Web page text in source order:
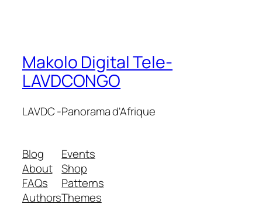
Makolo Digital Tele-
LAVDCONGO
LAVDC -Panorama d'Afrique
Blog
About
FAQs
Authors
Events
Shop
Patterns
Themes